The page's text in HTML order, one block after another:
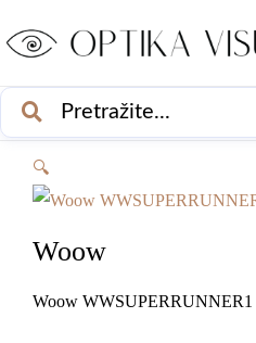
PRETRAŽI
🔍
Woow
Woow WWSUPERRUNNER1